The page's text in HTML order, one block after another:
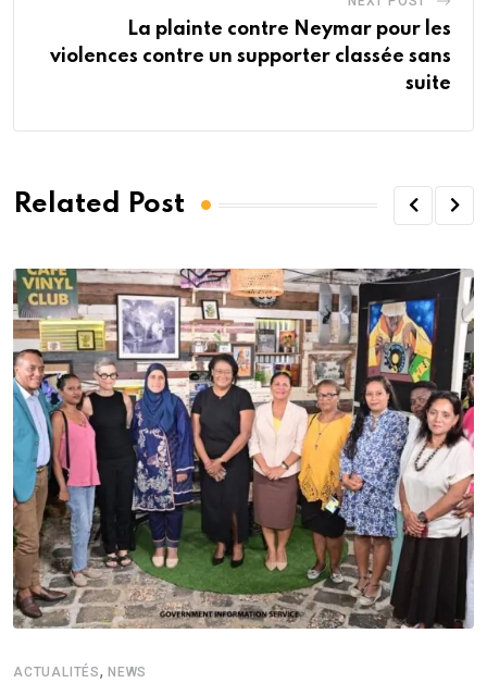
La plainte contre Neymar pour les
violences contre un supporter classée sans
suite
Related Post
ACTUALITÉS, NEWS